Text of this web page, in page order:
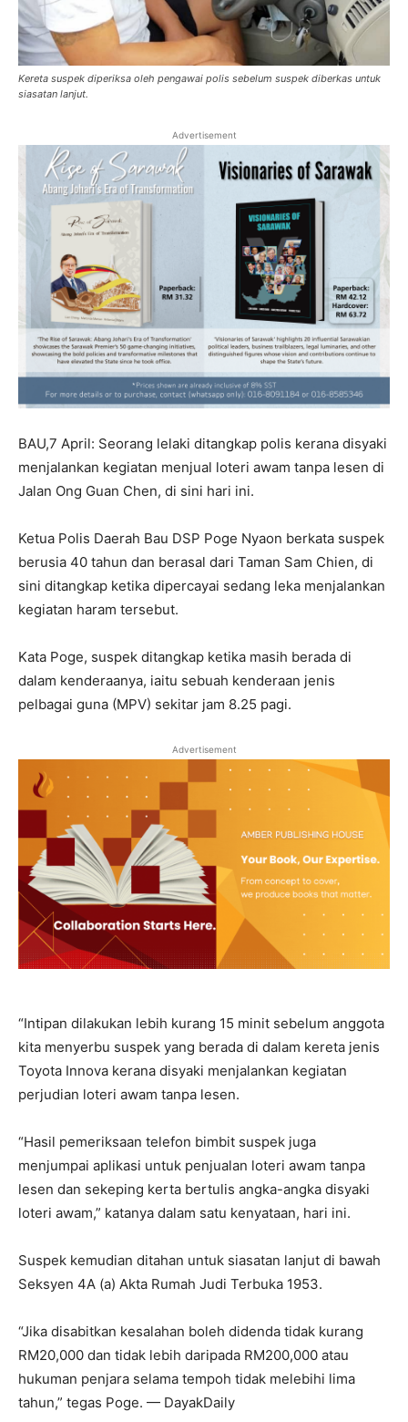
Kereta suspek diperiksa oleh pengawai polis sebelum suspek diberkas untuk
siasatan lanjut.
Advertisement
BAU,7 April: Seorang lelaki ditangkap polis kerana disyaki
menjalankan kegiatan menjual loteri awam tanpa lesen di
Jalan Ong Guan Chen, di sini hari ini.
Ketua Polis Daerah Bau DSP Poge Nyaon berkata suspek
berusia 40 tahun dan berasal dari Taman Sam Chien, di
sini ditangkap ketika dipercayai sedang leka menjalankan
kegiatan haram tersebut.
Kata Poge, suspek ditangkap ketika masih berada di
dalam kenderaanya, iaitu sebuah kenderaan jenis
pelbagai guna (MPV) sekitar jam 8.25 pagi.
Advertisement
“Intipan dilakukan lebih kurang 15 minit sebelum anggota
kita menyerbu suspek yang berada di dalam kereta jenis
Toyota Innova kerana disyaki menjalankan kegiatan
perjudian loteri awam tanpa lesen.
“Hasil pemeriksaan telefon bimbit suspek juga
menjumpai aplikasi untuk penjualan loteri awam tanpa
lesen dan sekeping kerta bertulis angka-angka disyaki
loteri awam,” katanya dalam satu kenyataan, hari ini.
Suspek kemudian ditahan untuk siasatan lanjut di bawah
Seksyen 4A (a) Akta Rumah Judi Terbuka 1953.
“Jika disabitkan kesalahan boleh didenda tidak kurang
RM20,000 dan tidak lebih daripada RM200,000 atau
hukuman penjara selama tempoh tidak melebihi lima
tahun,” tegas Poge. — DayakDaily